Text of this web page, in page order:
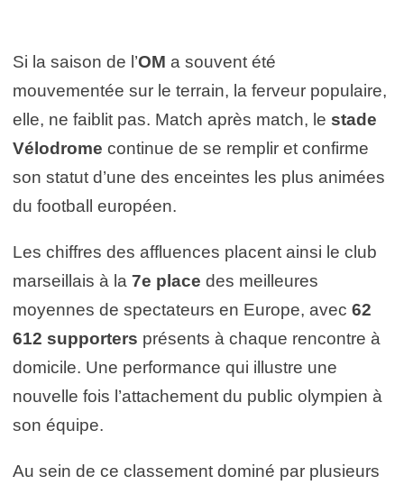
Si la saison de l’OM a souvent été
mouvementée sur le terrain, la ferveur populaire,
elle, ne faiblit pas. Match après match, le stade
Vélodrome continue de se remplir et confirme
son statut d’une des enceintes les plus animées
du football européen.
Les chiffres des affluences placent ainsi le club
marseillais à la 7e place des meilleures
moyennes de spectateurs en Europe, avec 62
612 supporters présents à chaque rencontre à
domicile. Une performance qui illustre une
nouvelle fois l’attachement du public olympien à
son équipe.
Au sein de ce classement dominé par plusieurs